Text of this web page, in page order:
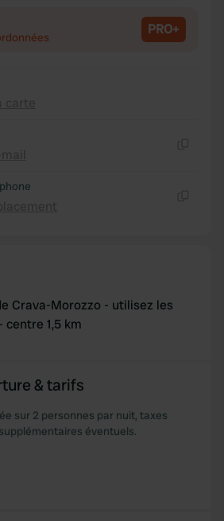
content and ads, to
features and to analyse our traffic.
and analytics partners who
PRO+
Crava-Morozzo - utilisez les
centre 1,5 km
& tarifs
sur 2 personnes par nuit, taxes
éventuels.